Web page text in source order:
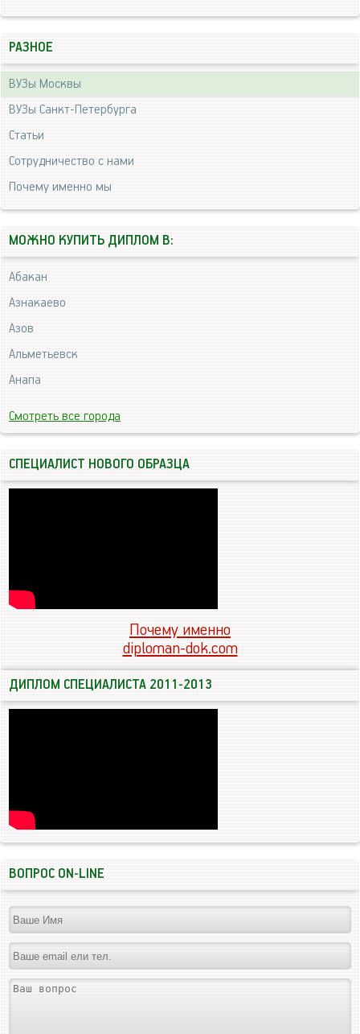
РАЗНОЕ
ВУЗы Москвы
ВУЗы Санкт-Петербурга
Статьи
Сотрудничество с нами
Почему именно мы
МОЖНО КУПИТЬ ДИПЛОМ В:
Абакан
Азнакаево
Азов
Альметьевск
Анапа
Смотреть все города
СПЕЦИАЛИСТ НОВОГО ОБРАЗЦА
Почему именно
diploman-dok.com
ДИПЛОМ СПЕЦИАЛИСТА 2011-2013
ВОПРОС ON-LINE